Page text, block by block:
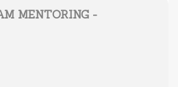
MENTORING -